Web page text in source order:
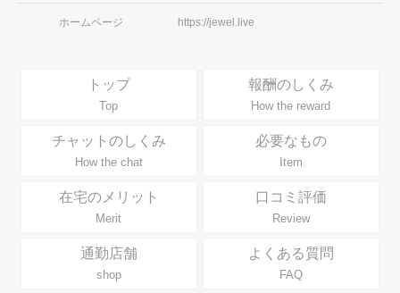
ホームページ https://jewel.live
トップ
Top
報酬のしくみ
How the reward
チャットのしくみ
How the chat
必要なもの
Item
在宅のメリット
Merit
口コミ評価
Review
通勤店舗
shop
よくある質問
FAQ